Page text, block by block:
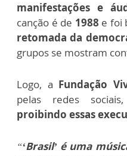
manifestações e
canção é de 1988 e foi
retomada da
grupos se mostram
Logo, a Fundação
pelas redes
proibindo essas
“‘Brasil’ é uma